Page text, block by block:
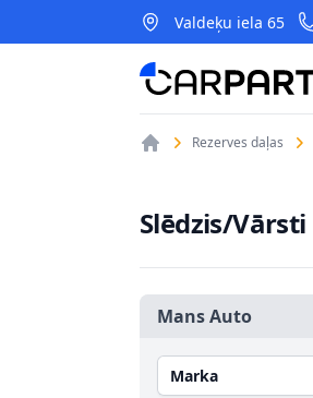
Valdeķu iela 65
CarParts
Rezerves daļas
Slēdzis/Vārsti
Mans Auto
Marka